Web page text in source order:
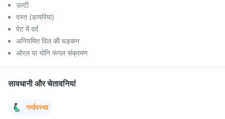
उल्टी
दस्त (डायरिया)
पेट में दर्द
अनियमित दिल की धड़कन
ओरल या योनि फंगल संक्रमण
सावधानी और चेतावनियां
गर्भावस्था